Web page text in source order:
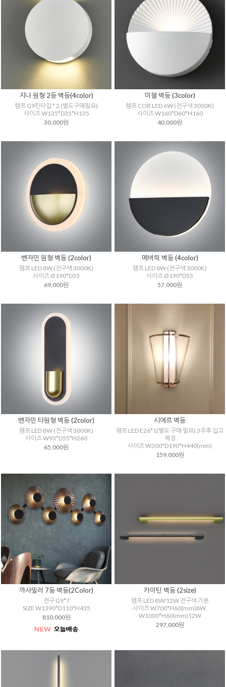
지나 원형 2등 벽등(4color)
램프 G9핀타입 * 2 (별도구매필요)
사이즈 W135*D35*H135
30,000원
미첼 벽등 (3color)
램프 COB LED 6W (전구색 3000K)
사이즈 W160*D60*H160
40,000원
벤자민 원형 벽등 (2color)
램프 LED 8W (전구색 3000K)
사이즈 Ø190*D55
69,000원
메버릭 벽등 (4color)
램프 LED 8W (전구색 3000K)
사이즈 Ø190*D55
57,000원
벤자민 타원형 벽등 (2color)
램프 LED 8W (전구색 3000K)
사이즈 W93*D55*H260
65,000원
시에르 벽등
램프 LED E26*1(별도 구매 필요) 3주후 입고
예정
사이즈 W300*D190*H440(mm)
159,000원
까사밀러 7등 벽등(2Color)
전구 G9*7
SIZE W1390*D110*H435
810,000원
카이틴 벽등 (2size)
램프 LED 8W/12W 전구색 기본
사이즈 W700*H60(mm)8W,
W1000*H60(mm)12W
297,000원